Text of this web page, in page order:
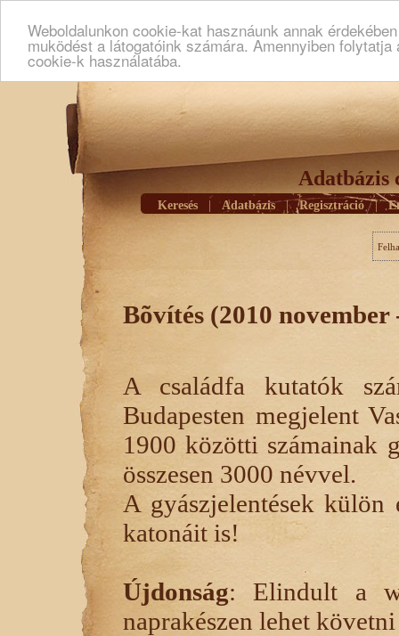
Weboldalunkon cookie-kat hasznáunk annak
muködést a látogatóink számára. Amennyiben
cookie-k használatába.
Adatbázis
Keresés Adatbázis | Regisztráció |
Bõvítés (2010
A családfa kutatók
Budapesten megjelent
1900 közötti számainak
összesen 3000 névvel.
A gyászjelentések külön
katonáit is!
Újdonság: Elindult a
naprakészen lehet